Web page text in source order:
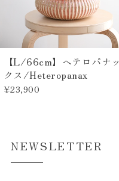
【L/66cm】ヘテロパナッ
クス/Heteropanax
¥23,900
NEWSLETTER